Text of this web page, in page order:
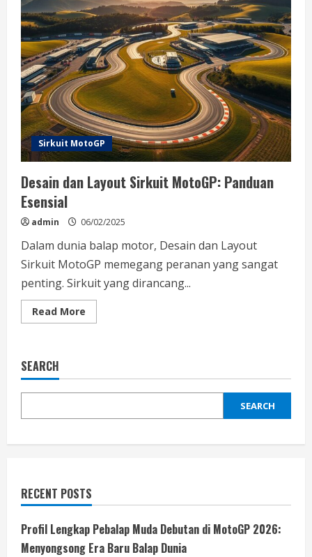
Sirkuit MotoGP
Desain dan Layout Sirkuit MotoGP: Panduan
Esensial
admin 06/02/2025
Dalam dunia balap motor, Desain dan Layout
Sirkuit MotoGP memegang peranan yang sangat
penting. Sirkuit yang dirancang...
Read More
more
MotoGP:
SEARCH
SEARCH
RECENT POSTS
Profil Lengkap Pebalap Muda Debutan di MotoGP 2026:
Menyongsong Era Baru Balap Dunia